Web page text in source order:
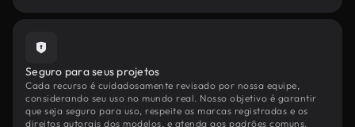
Seguro para seus projetos
Cada recurso é cuidadosamente revisado por nossa equipe,
considerando seu uso no mundo real. Nosso objetivo é garantir
que seja seguro para uso, respeite as marcas registradas e os
direitos autorais dos modelos, e atenda aos padrões comuns.